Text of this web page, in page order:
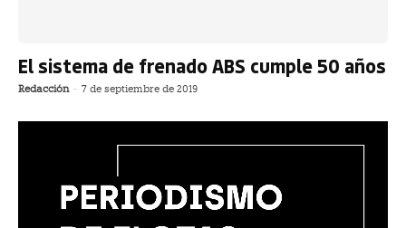
El sistema de frenado ABS cumple 50 años
Redacción - 7 de septiembre de 2019